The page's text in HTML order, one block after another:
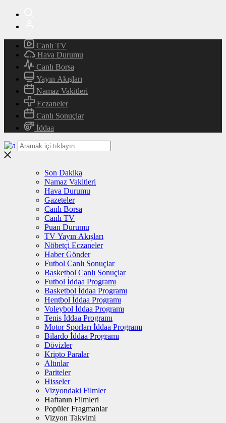
Canlı TV
Hava Durumu
Canlı Borsa
Yayın Akışları
Namaz Vakitleri
Eczaneler
Canlı Sonuçlar
İddaa
Son Dakika
Namaz Vakitleri
Hava Durumu
Gazeteler
Canlı Borsa
Canlı TV
Puan Durumu
TV Yayın Akışları
Nöbetçi Eczaneler
Haber Gönder
Futbol Canlı Sonuçlar
Basketbol Canlı Sonuçlar
Futbol İddaa Programı
Basketbol İddaa Programı
Hentbol İddaa Programı
Voleybol İddaa Programı
Tenis İddaa Programı
Motor Sporları İddaa Programı
Bilardo İddaa Programı
Dövizler
Kripto Paralar
Altınlar
Pariteler
Hisseler
Vizyondaki Filmler
Haftanın Filmleri
Popüler Fragmanlar
Vizyon Takvimi